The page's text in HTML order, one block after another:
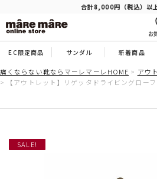
合計8,000円（税込）以
EC限定商品 サンダル 新着商品
痛くならない靴ならマーレマーレHOME
アウ
【アウトレット】リゲッタドライビングロー
SALE!
商品を探す
人気ワード #コンフォート #パンプス #
タイプ
カテゴリー